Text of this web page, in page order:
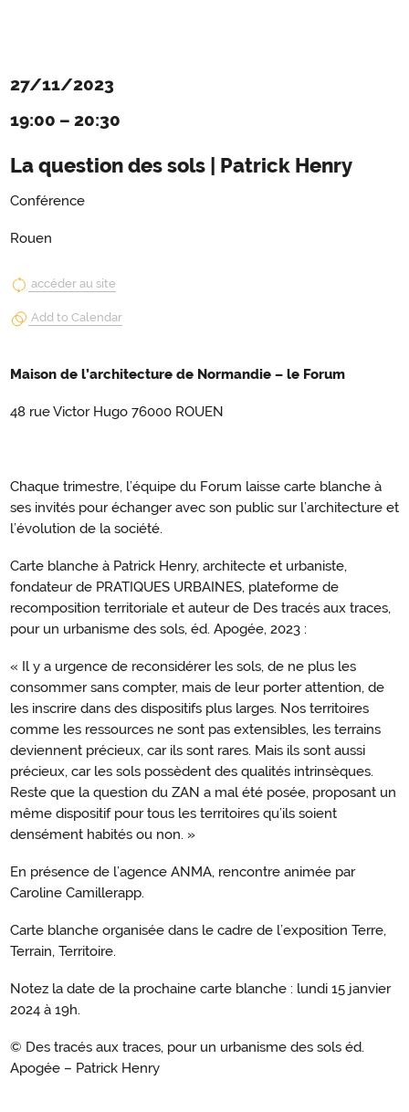
27/11/2023
19:00 – 20:30
La question des sols | Patrick Henry
Conférence
Rouen
accéder au site
Add to Calendar
Maison de l’architecture de Normandie – le Forum
48 rue Victor Hugo 76000 ROUEN
Chaque trimestre, l’équipe du Forum laisse carte blanche à
ses invités pour échanger avec son public sur l’architecture et
l’évolution de la société.
Carte blanche à Patrick Henry, architecte et urbaniste,
fondateur de PRATIQUES URBAINES, plateforme de
recomposition territoriale et auteur de Des tracés aux traces,
pour un urbanisme des sols, éd. Apogée, 2023 :
« Il y a urgence de reconsidérer les sols, de ne plus les
consommer sans compter, mais de leur porter attention, de
les inscrire dans des dispositifs plus larges. Nos territoires
comme les ressources ne sont pas extensibles, les terrains
deviennent précieux, car ils sont rares. Mais ils sont aussi
précieux, car les sols possèdent des qualités intrinsèques.
Reste que la question du ZAN a mal été posée, proposant un
même dispositif pour tous les territoires qu’ils soient
densément habités ou non. »
En présence de l’agence ANMA, rencontre animée par
Caroline Camillerapp.
Carte blanche organisée dans le cadre de l’exposition Terre,
Terrain, Territoire.
Notez la date de la prochaine carte blanche : lundi 15 janvier
2024 à 19h.
© Des tracés aux traces, pour un urbanisme des sols éd.
Apogée – Patrick Henry